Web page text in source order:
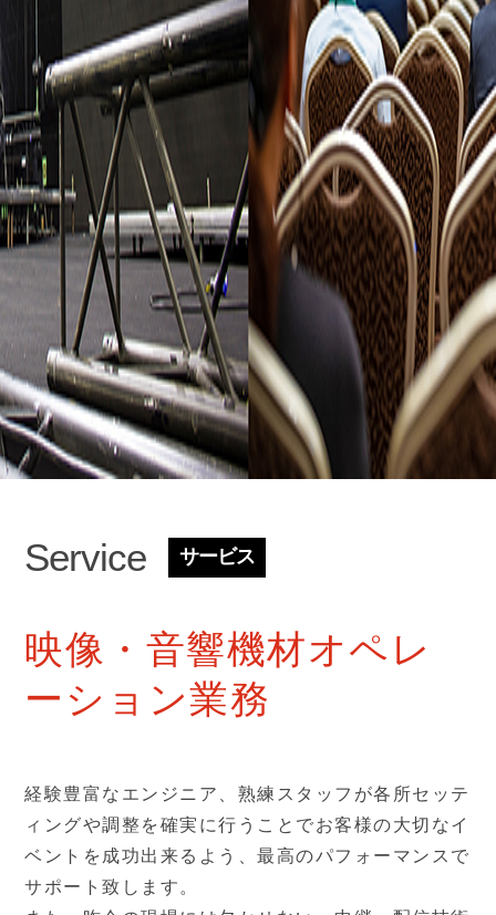
Service サービス
映像・音響機材オペレ
ーション業務
経験豊富なエンジニア、熟練スタッフが各所セッテ
ィングや調整を確実に行うことでお客様の大切なイ
ベントを成功出来るよう、最高のパフォーマンスで
サポート致します。